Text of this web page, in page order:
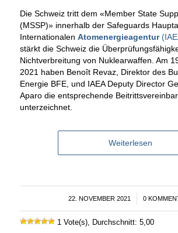
Die Schweiz tritt dem «Member State
(MSSP)» innerhalb der Safeguards
Internationalen Atomenergieagentur
stärkt die Schweiz die
Nichtverbreitung von Nuklearwaffen. Am
2021 haben Benoît Revaz, Direktor des
Energie BFE, und IAEA Deputy Director
Aparo die entsprechende
unterzeichnet.
Weiterlesen
22. NOVEMBER 2021
/ 0
1 Vote(s), Durchschnitt: 5,00